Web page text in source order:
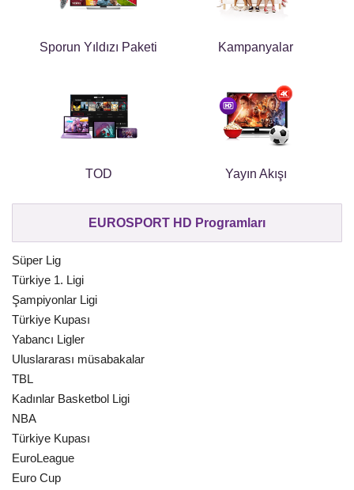
Sporun Yıldızı Paketi Kampanyalar
TOD Yayın Akışı
EUROSPORT HD Programları
Süper Lig
Türkiye 1. Ligi
Şampiyonlar Ligi
Türkiye Kupası
Yabancı Ligler
Uluslararası müsabakalar
TBL
Kadınlar Basketbol Ligi
NBA
Türkiye Kupası
EuroLeague
Euro Cup